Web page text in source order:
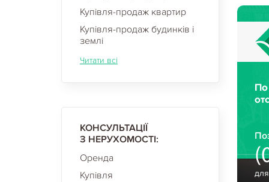
Купівля-продаж квартир
Купівля-продаж будинків і
землі
Читати всі
КОНСУЛЬТАЦІЇ
З НЕРУХОМОСТІ:
Оренда
Купівля